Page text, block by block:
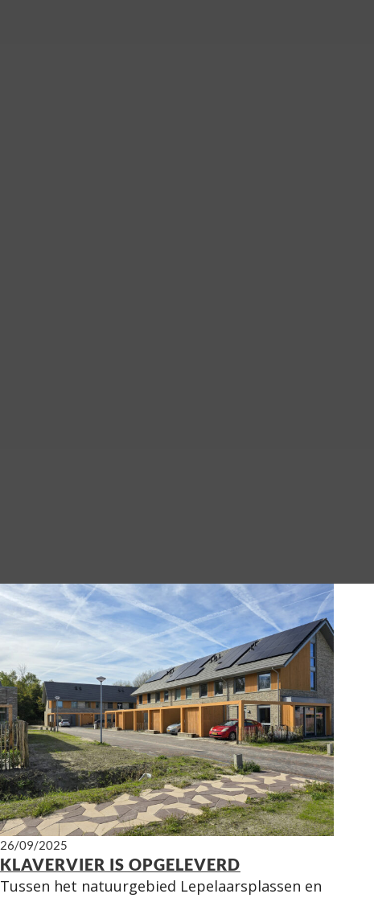
26/09/2025
KLAVERVIER IS OPGELEVERD
Tussen het natuurgebied Lepelaarsplassen en